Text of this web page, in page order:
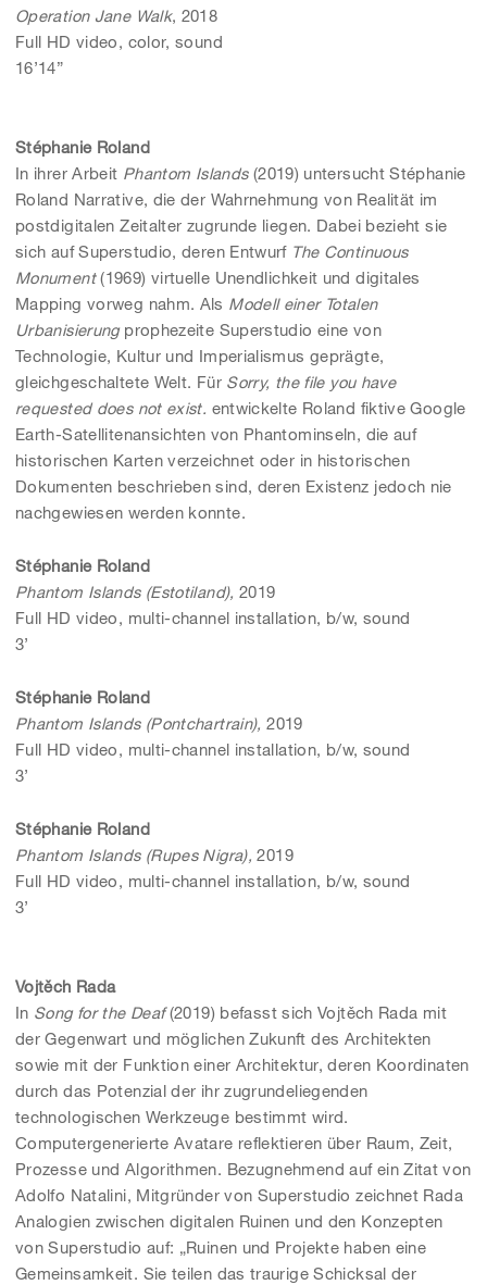
Operation Jane Walk, 2018
Full HD video, color, sound
16’14”
Stéphanie Roland
In ihrer Arbeit Phantom Islands(2019) untersucht Stéphanie
Roland Narrative, die der Wahrnehmung von Realität im
postdigitalen Zeitalter zugrunde liegen. Dabei bezieht sie
sich auf Superstudio, deren Entwurf The Continuous
Monument(1969) virtuelle Unendlichkeit und digitales
Mapping vorweg nahm. Als Modell einer Totalen
Urbanisierungprophezeite Superstudio eine von
Technologie, Kultur und Imperialismus geprägte,
gleichgeschaltete Welt. Für Sorry, the file you have
requested does not exist. entwickelte Roland fiktive Google
Earth-Satellitenansichten von Phantominseln, die auf
historischen Karten verzeichnet oder in historischen
Dokumenten beschrieben sind, deren Existenz jedoch nie
nachgewiesen werden konnte.
Stéphanie Roland
Phantom Islands (Estotiland),2019
Full HD video, multi-channel installation, b/w, sound
3’
Stéphanie Roland
Phantom Islands (Pontchartrain),2019
Full HD video, multi-channel installation, b/w, sound
3’
Stéphanie Roland
Phantom Islands (Rupes Nigra),2019
Full HD video, multi-channel installation, b/w, sound
3’
Vojtěch Rada
In Song for the Deaf(2019) befasst sich Vojtěch Rada mit
der Gegenwart und möglichen Zukunft des Architekten
sowie mit der Funktion einer Architektur, deren Koordinaten
durch das Potenzial der ihr zugrundeliegenden
technologischen Werkzeuge bestimmt wird.
Computergenerierte Avatare reflektieren über Raum, Zeit,
Prozesse und Algorithmen. Bezugnehmend auf ein Zitat von
Adolfo Natalini, Mitgründer von Superstudio zeichnet Rada
Analogien zwischen digitalen Ruinen und den Konzepten
von Superstudio auf: „Ruinen und Projekte haben eine
Gemeinsamkeit. Sie teilen das traurige Schicksal der